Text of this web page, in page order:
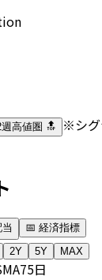
高値圏 🔝
※シグ
📅 経済指標
2Y 5Y MAX
75日